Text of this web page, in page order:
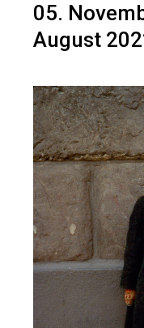
05.
August